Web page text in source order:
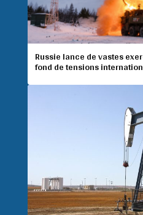
Russie lance de vastes
fond de tensions